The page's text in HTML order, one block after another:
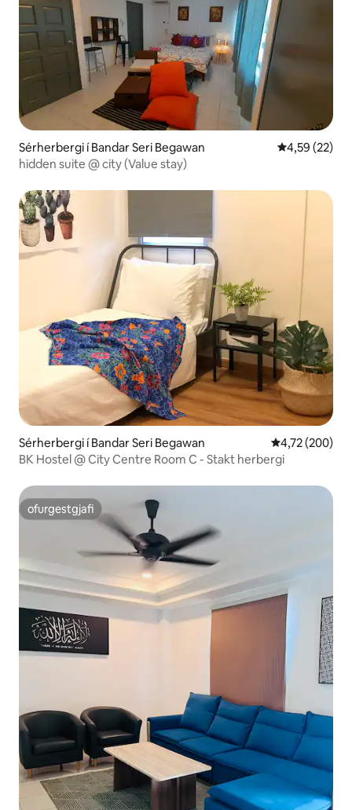
Sérherbergi í Bandar Seri Begawan 4,59 af 5 í
4,59 (22)
hidden suite @ city (Value stay)
Sérherbergi í Bandar Seri Begawan 4,72 af 5 í
4,72 (200)
BK Hostel @ City Centre Room C - Stakt herbergi
ofurgestgjafi
ofurgestgjafi